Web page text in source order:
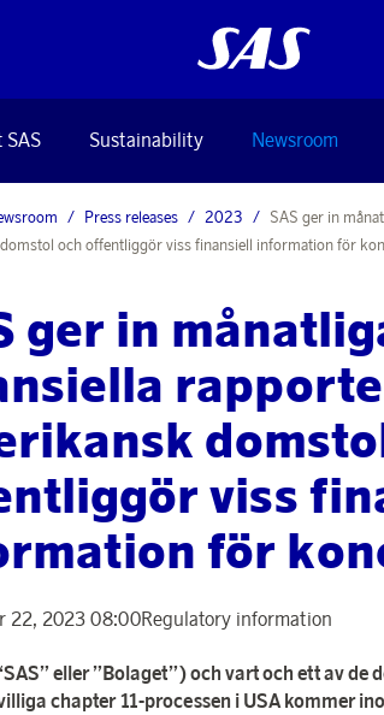
SAS Sustainability Newsroom
Press releases 2023
SAS ger in
och offentliggör viss finansiell information för
ger in
viss
för
22, 2023 08:00Regulatory information
eller ”Bolaget”) och vart och ett av
chapter 11-processen i USA kommer